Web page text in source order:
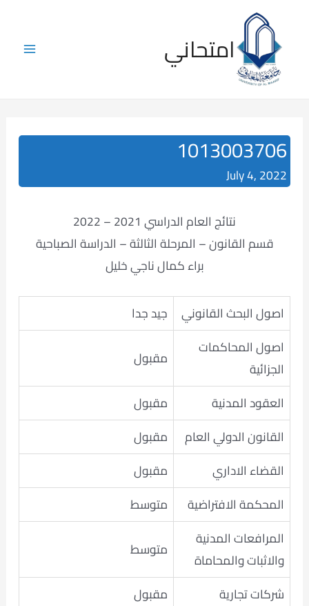
content
Main
امتحاني
1013003706
July 4, 2022
نتائج العام الدراسي 2021 – 2022
قسم القانون – المرحلة الثالثة – الدراسة الصباحية
براء كمال ناجي خليل
اصول البحث القانوني
جيد جدا
اصول المحاكمات
الجزائية
مقبول
العقود المدنية
مقبول
القانون الدولي العام
مقبول
القضاء الاداري
مقبول
المحكمة الافتراضية
متوسط
المرافعات المدنية
والاثبات والمحاماة
متوسط
شركات تجارية
مقبول